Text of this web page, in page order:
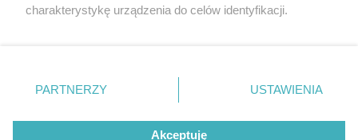
O nas
charakterystykę urządzenia do celów identyfikacji.
zmienić/wycofać klikając przycisk ustawień prywatności
znajdujący się w lewym dolnym rogu strony
rodzaje przetwarzania danych nie wymagają zgody
użytkownika, ale masz prawo sprzeciwić się takiemu
PARTNERZY USTAWIENIA
Akceptuję